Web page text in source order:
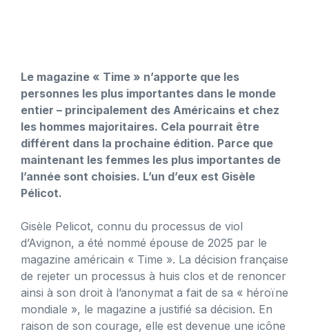
Le magazine « Time » n’apporte que les
personnes les plus importantes dans le monde
entier – principalement des Américains et chez
les hommes majoritaires. Cela pourrait être
différent dans la prochaine édition. Parce que
maintenant les femmes les plus importantes de
l’année sont choisies. L’un d’eux est Gisèle
Pélicot.
Gisèle Pelicot, connu du processus de viol
d’Avignon, a été nommé épouse de 2025 par le
magazine américain « Time ». La décision française
de rejeter un processus à huis clos et de renoncer
ainsi à son droit à l’anonymat a fait de sa « héroïne
mondiale », le magazine a justifié sa décision. En
raison de son courage, elle est devenue une icône